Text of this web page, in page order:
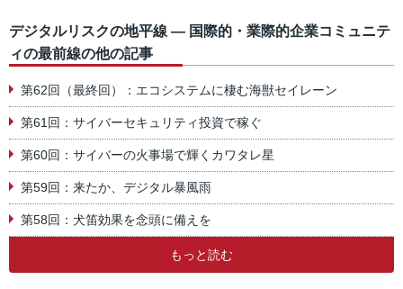
デジタルリスクの地平線 ― 国際的・業際的企業コミュニテ
ィの最前線の他の記事
第62回（最終回）：エコシステムに棲む海獣セイレーン
第61回：サイバーセキュリティ投資で稼ぐ
第60回：サイバーの火事場で輝くカワタレ星
第59回：来たか、デジタル暴風雨
第58回：犬笛効果を念頭に備えを
もっと読む